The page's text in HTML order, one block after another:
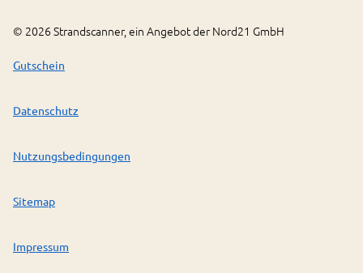
© 2026 Strandscanner, ein Angebot der Nord21 GmbH
Gutschein
Datenschutz
Nutzungsbedingungen
Sitemap
Impressum